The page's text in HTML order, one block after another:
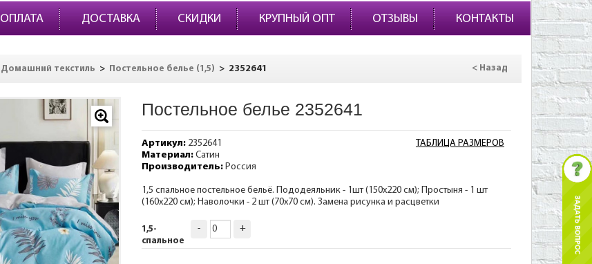
ОПЛАТА ДОСТАВКА СКИДКИ КРУПНЫЙ ОПТ ОТЗЫВЫ КОНТАКТЫ
Домашний текстиль > Постельное белье (1,5) > 2352641 < Назад
Постельное белье 2352641
ТАБЛИЦА РАЗМЕРОВ
Артикул:2352641
Материал:Сатин
Производитель:Россия
1,5 спальное постельное бельё. Пододеяльник - 1шт (150х220 см); Простыня - 1 шт
(160х220 см); Наволочки - 2 шт (70х70 см). Замена рисунка и расцветки
1,5-
спальное
- +